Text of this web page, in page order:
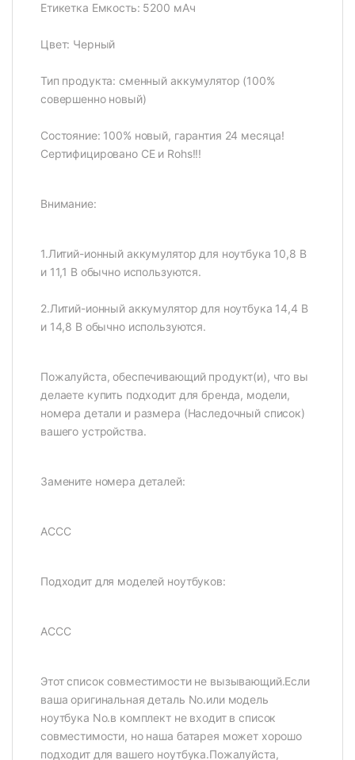
Етикетка Емкость: 5200 мАч
Цвет: Черный
Тип продукта: сменный аккумулятор (100%
совершенно новый)
Состояние: 100% новый, гарантия 24 месяца!
Сертифицировано CE и Rohs!!!
Внимание:
1.Литий-ионный аккумулятор для ноутбука 10,8 В
и 11,1 В обычно используются.
2.Литий-ионный аккумулятор для ноутбука 14,4 В
и 14,8 В обычно используются.
Пожалуйста, обеспечивающий продукт(и), что вы
делаете купить подходит для бренда, модели,
номера детали и размера (Наследочный список)
вашего устройства.
Замените номера деталей:
АССС
Подходит для моделей ноутбуков:
АССС
Этот список совместимости не вызывающий.Если
ваша оригинальная деталь No.или модель
ноутбука No.в комплект не входит в список
совместимости, но наша батарея может хорошо
подходит для вашего ноутбука.Пожалуйста,